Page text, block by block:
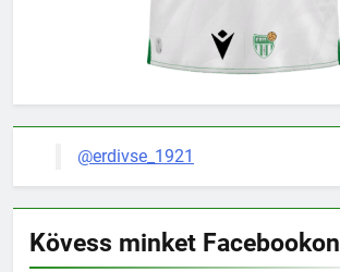
@erdivse_1921
Kövess minket Facebookon